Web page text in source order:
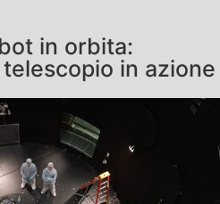
in orbita:
in azione